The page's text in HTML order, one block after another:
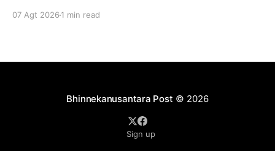
yang akan berlaga pada Turnamen Piala Soeratin U-
07 Agt 2026 1 min read
Bhinnekanusantara Post © 2026
Sign up